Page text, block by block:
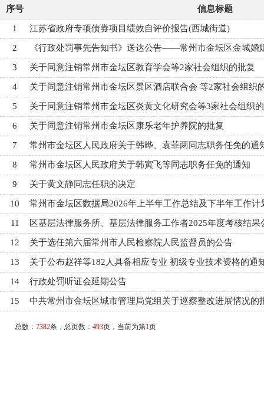
序号 信息标题
1 江苏省政府专项债券项目绩效自评价报告(西城街道)
2 《行政处罚事先告知书》送达公告——常州市金坛区金城婚
3 关于同意注销常州市金坛区教育学会等2家社会组织的批复
4 关于同意注销常州市金坛区景区酒店联合会 等2家社会组织
5 关于同意注销常州市金坛区炎黄文化研究会等3家社会组织
6 关于同意注销常州市金坛区康乐老年护养院的批复
7 常州市金坛区人民政府关于韩晔、袁菲两同志职务任免的通
8 常州市金坛区人民政府关于韩寅飞等同志职务任免的通知
9 关于黄文静同志任职的决定
10 常州市金坛区数据局2026年上半年工作总结及下半年工作计
11 区基层法律服务所、基层法律服务工作者2025年度考核结果
12 关于选任第六届常州市人民检察院人民监督员的公告
13 关于公布赵祥等182人具备相应专业 初级专业技术资格的通
14 行政处罚听证会延期公告
15 中共常州市金坛区城市管理局党组关于巡察整改进展情况的
总数： 7382条，总页数： 493页，当前为第1页